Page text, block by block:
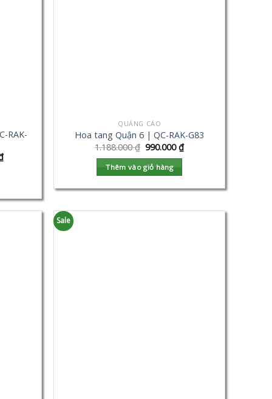
RAK-
QUẢNG CÁO
Hoa tang Quận 6 | QC-RAK-G83
1.188.000₫ 990.000₫
Thêm vào giỏ hàng
Sale